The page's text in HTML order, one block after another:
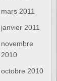
mars 2011
janvier 2011
novembre
2010
octobre 2010